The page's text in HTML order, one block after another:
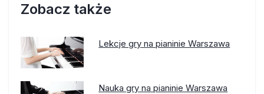
Zobacz także
Lekcje gry na pianinie Warszawa
Nauka gry na pianinie Warszawa